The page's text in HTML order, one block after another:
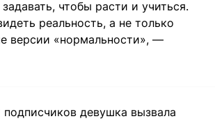
чтобы расти и учиться.
реальность, а не только
версии «нормальности», —
девушка вызвала